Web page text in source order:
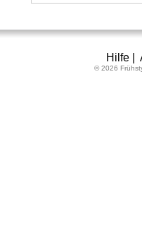
Hilfe|
© 2026